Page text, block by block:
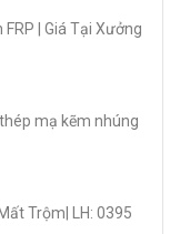
| Giá Tại Xưởng
mạ kẽm nhúng
Trộm| LH: 0395